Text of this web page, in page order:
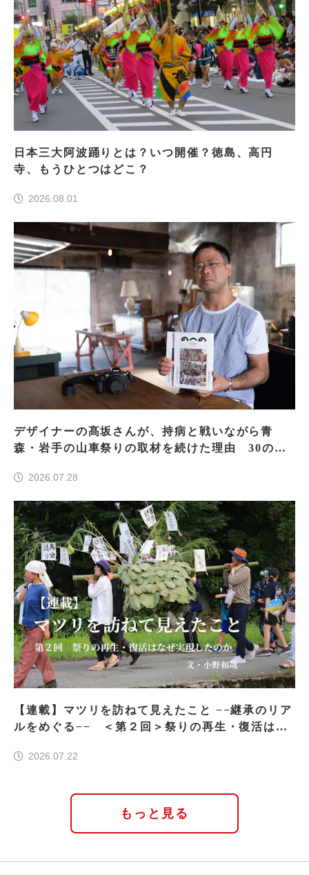
日本三大阿波踊りとは？いつ開催？徳島、高円
寺、もうひとつはどこ？
2026.08.01
デザイナーの髙坂さんが、持病と戦いながら青
森・岩手の山車祭りの取材を続けた理由 30の山
2026.07.28
【連載】マツリを訪ねて見えたこと −−継承のリア
ルをめぐる−− ＜第２回＞祭りの再生・復活はな
2026.07.22
もっと見る